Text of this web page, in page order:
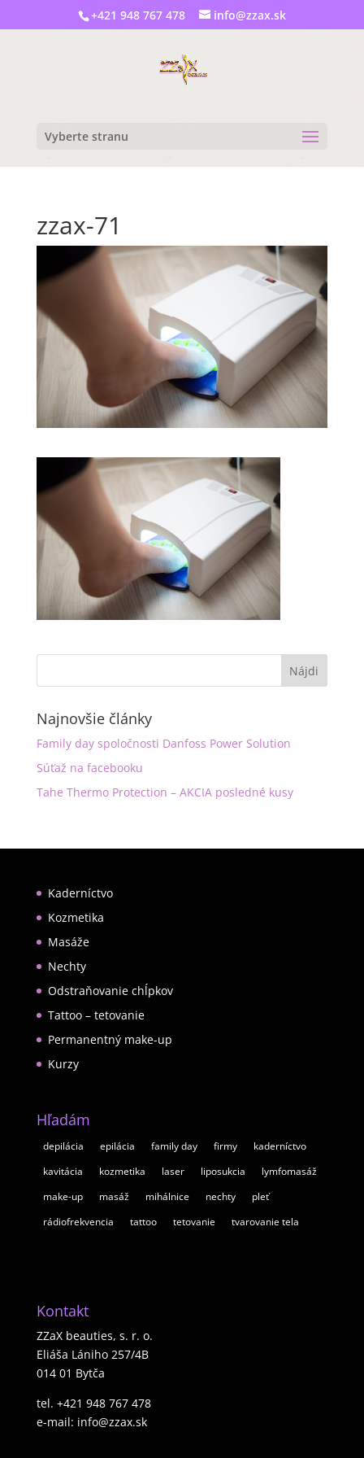
+421 948 767 478 info@zzax.sk
Vyberte stranu
zzax-71
Najnovšie články
Family day spoločnosti Danfoss Power Solution
Súťaž na facebooku
Tahe Thermo Protection – AKCIA posledné kusy
Kaderníctvo
Kozmetika
Masáže
Nechty
Odstraňovanie chĺpkov
Tattoo – tetovanie
Permanentný make-up
Kurzy
Hľadám
depilácia epilácia family day firmy
kaderníctvo
kavitácia
kozmetika laser liposukcia
lymfomasáž
make-up
masáž mihálnice nechty
pleť
rádiofrekvencia
tattoo tetovanie tvarovanie tela
Kontakt
ZZaX beauties, s. r. o.
Eliáša Lániho 257/4B
014 01 Bytča
tel. +421 948 767 478
e-mail: info@zzax.sk